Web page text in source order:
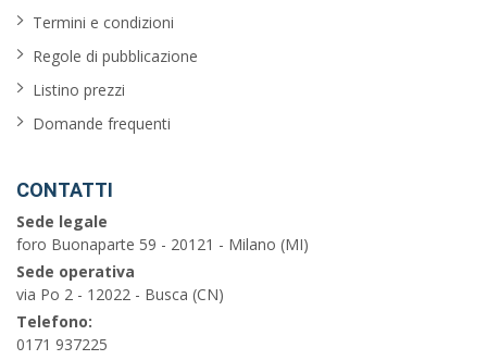
Termini e condizioni
Regole di pubblicazione
Listino prezzi
Domande frequenti
CONTATTI
Sede legale
foro Buonaparte 59 - 20121 - Milano (MI)
Sede operativa
via Po 2 - 12022 - Busca (CN)
Telefono:
0171 937225